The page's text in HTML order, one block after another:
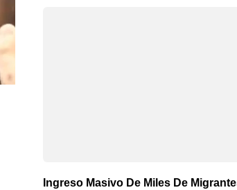
Ingreso Masivo De Miles De